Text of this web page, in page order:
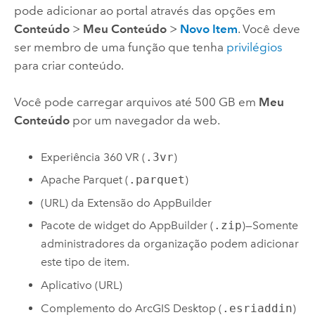
pode adicionar ao portal através das opções em
Conteúdo> Meu Conteúdo> Novo Item. Você deve
ser membro de uma função que tenha privilégios
para criar conteúdo.
Você pode carregar arquivos até 500 GB em Meu
Conteúdopor um navegador da web.
Experiência 360 VR ( .3vr)
Apache Parquet ( .parquet)
(URL) da Extensão do AppBuilder
Pacote de widget do AppBuilder ( .zip)—Somente
administradores da organização podem adicionar
este tipo de item.
Aplicativo (URL)
Complemento doArcGIS Desktop ( .esriaddin)